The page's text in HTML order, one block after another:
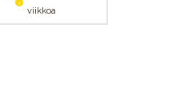
viikkoa